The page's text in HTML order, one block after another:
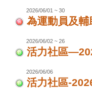
2026/06/01 ~ 30
為運動員及
2026/06/02 ~ 26
活力社區
2026/06/06
活力社區-